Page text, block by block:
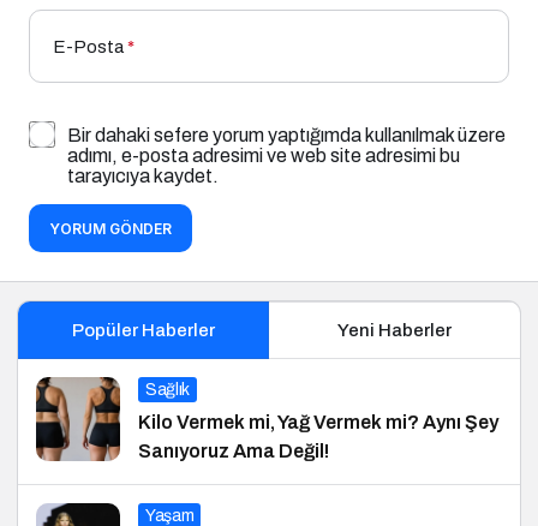
E-Posta*
Bir dahaki sefere yorum yaptığımda kullanılmak üzere
adımı, e-posta adresimi ve web site adresimi bu
tarayıcıya kaydet.
YORUM GÖNDER
Popüler Haberler Yeni Haberler
Sağlık
Kilo Vermek mi, Yağ Vermek mi? Aynı Şey
Sanıyoruz Ama Değil!
Yaşam